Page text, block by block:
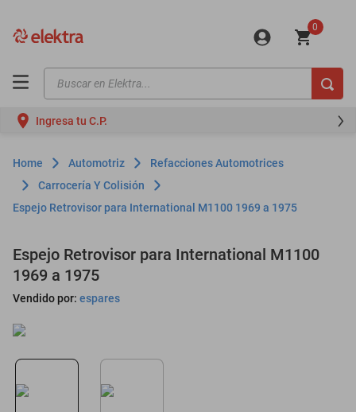
0
Buscar en Elektra...
Ingresa tu C.P.
Automotriz
Refacciones Automotrices
Carrocería Y Colisión
Espejo Retrovisor para International M1100 1969 a 1975
Espejo Retrovisor para International M1100
1969 a 1975
Vendido por: espares
motos
moto
celulares
iphones
lavadoras
colchones